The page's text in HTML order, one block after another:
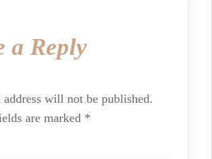
a Reply
will not be published.
are marked *